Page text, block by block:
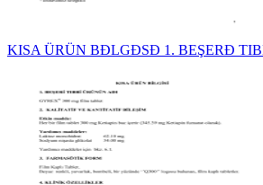
KISA ÜRÜN BĐLGĐSĐ 1. BEŞERĐ